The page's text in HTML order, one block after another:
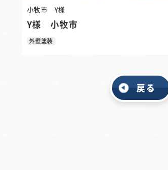
小牧市 Y様
Y様 小牧市
外壁塗装
戻る